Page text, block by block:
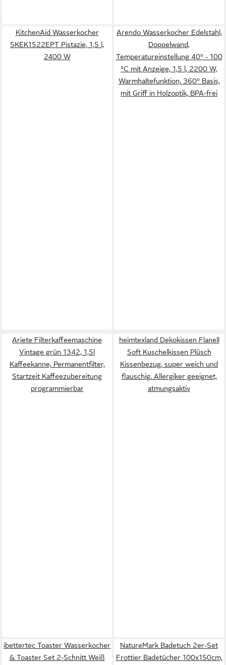
KitchenAid Wasserkocher
5KEK1522EPT Pistazie, 1,5 l,
2400 W
Arendo Wasserkocher Edelstahl,
Doppelwand,
Temperatureinstellung 40° - 100
°C mit Anzeige, 1,5 l, 2200 W,
Warmhaltefunktion, 360° Basis,
mit Griff in Holzoptik, BPA-frei
Ariete Filterkaffeemaschine
Vintage grün 1342, 1,5l
Kaffeekanne, Permanentfilter,
Startzeit Kaffeezubereitung
programmierbar
heimtexland Dekokissen Flanell
Soft Kuschelkissen Plüsch
Kissenbezug, super weich und
flauschig, Allergiker geeignet,
atmungsaktiv
ibettertec Toaster Wasserkocher
& Toaster Set 2-Schnitt Weiß
NatureMark Badetuch 2er-Set
Frottier Badetücher 100x150cm,